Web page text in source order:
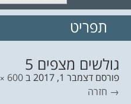
// הצטרף
תפריט
גולשים מצפים 5
פורסם דצמבר 1, 2017 ב600 × 601
→ חזרה